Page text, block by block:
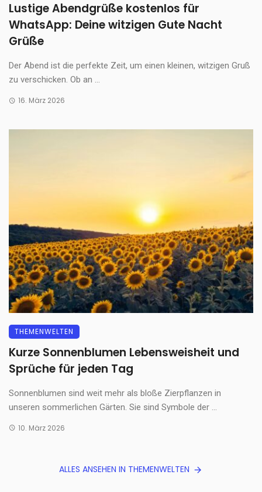
Lustige Abendgrüße kostenlos für
WhatsApp: Deine witzigen Gute Nacht
Grüße
Der Abend ist die perfekte Zeit, um einen kleinen, witzigen Gruß
zu verschicken. Ob an ...
16. März 2026
THEMENWELTEN
Kurze Sonnenblumen Lebensweisheit und
Sprüche für jeden Tag
Sonnenblumen sind weit mehr als bloße Zierpflanzen in
unseren sommerlichen Gärten. Sie sind Symbole der ...
10. März 2026
ALLES ANSEHEN IN THEMENWELTEN